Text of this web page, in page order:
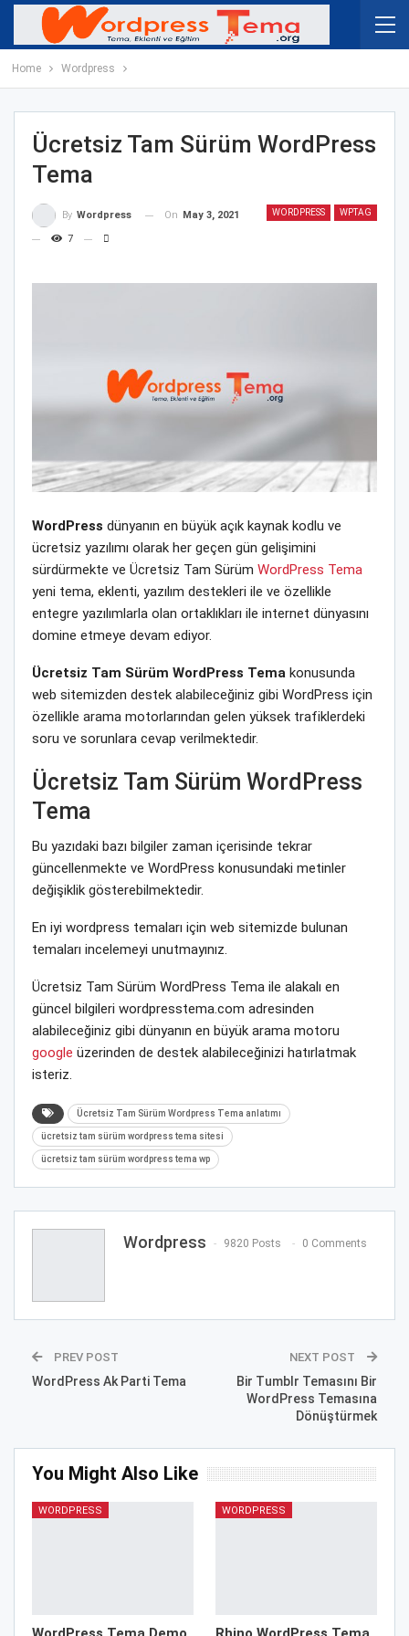
Home Wordpress
Ücretsiz Tam Sürüm WordPress
Tema
WORDPRESS WPTAG
By Wordpress On May 3, 2021
7
WordPress dünyanın en büyük açık kaynak kodlu ve
ücretsiz yazılımı olarak her geçen gün gelişimini
sürdürmekte ve Ücretsiz Tam Sürüm WordPress Tema
yeni tema, eklenti, yazılım destekleri ile ve özellikle
entegre yazılımlarla olan ortaklıkları ile internet dünyasını
domine etmeye devam ediyor.
Ücretsiz Tam Sürüm WordPress Tema konusunda
web sitemizden destek alabileceğiniz gibi WordPress için
özellikle arama motorlarından gelen yüksek trafiklerdeki
soru ve sorunlara cevap verilmektedir.
Ücretsiz Tam Sürüm WordPress
Tema
Bu yazıdaki bazı bilgiler zaman içerisinde tekrar
güncellenmekte ve WordPress konusundaki metinler
değişiklik gösterebilmektedir.
En iyi wordpress temaları için web sitemizde bulunan
temaları incelemeyi unutmayınız.
Ücretsiz Tam Sürüm WordPress Tema ile alakalı en
güncel bilgileri wordpresstema.com adresinden
alabileceğiniz gibi dünyanın en büyük arama motoru
google üzerinden de destek alabileceğinizi hatırlatmak
isteriz.
Ücretsiz Tam Sürüm Wordpress Tema anlatımı
ücretsiz tam sürüm wordpress tema sitesi
ücretsiz tam sürüm wordpress tema wp
Wordpress 9820 Posts 0 Comments
PREV POST
WordPress Ak Parti Tema
NEXT POST
Bir Tumblr Temasını Bir
WordPress Temasına
Dönüştürmek
You Might Also Like
WORDPRESS WORDPRESS